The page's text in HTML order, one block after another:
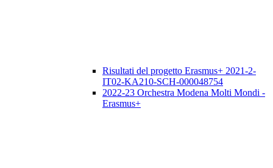
Risultati del progetto Erasmus+ 2021-2-
IT02-KA210-SCH-000048754
2022-23 Orchestra Modena Molti Mondi -
Erasmus+